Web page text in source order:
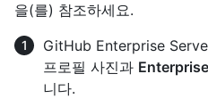
을(를) 참조하세요.
GitHub Enterprise
프로필 사진과
니다.